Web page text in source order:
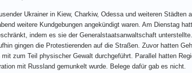
Ukrainer in Kiew, Charkiw, Odessa und weiteren
weitere Kundgebungen angekündigt waren. Am Dienstag
indem es sie der Generalstaatsanwaltschaft
gingen die Protestierenden auf die Straßen. Zuvor hatten
zum Teil physischer Gewalt durchgeführt. Parallel hatten
mit Russland gemunkelt wurde. Belege dafür gab es nicht.